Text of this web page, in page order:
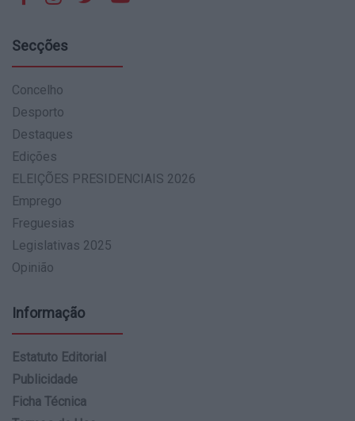
Secções
Concelho
Desporto
Destaques
Edições
ELEIÇÕES PRESIDENCIAIS 2026
Emprego
Freguesias
Legislativas 2025
Opinião
Informação
Estatuto Editorial
Publicidade
Ficha Técnica